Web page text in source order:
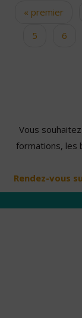
Pages« premier
5
6
Vous
formations, les
Rendez-vous